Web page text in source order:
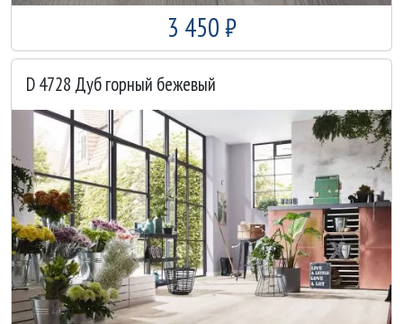
3 450 ₽
D 4728 Дуб горный бежевый